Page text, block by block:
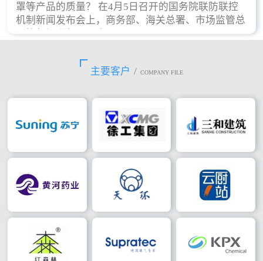
罩等产品的质量？ 在4月5日召开的国务院联防联控
机制新闻发布会上，商务部、海关总署、市场监管总
局等部门进行了回应。
主要客户 / COMPANY FILE